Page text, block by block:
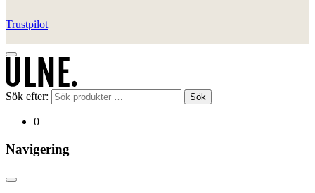
Trustpilot
Sök efter: Sök
0
Navigering